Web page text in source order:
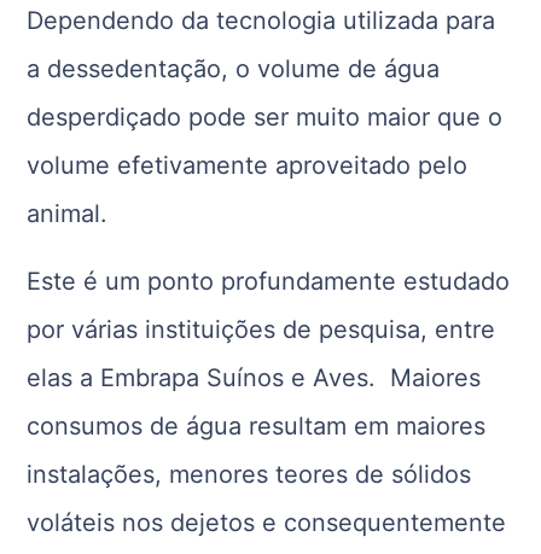
Dependendo da tecnologia utilizada para
a dessedentação, o volume de água
desperdiçado pode ser muito maior que o
volume efetivamente aproveitado pelo
animal.
Este é um ponto profundamente estudado
por várias instituições de pesquisa, entre
elas a Embrapa Suínos e Aves. Maiores
consumos de água resultam em maiores
instalações, menores teores de sólidos
voláteis nos dejetos e consequentemente